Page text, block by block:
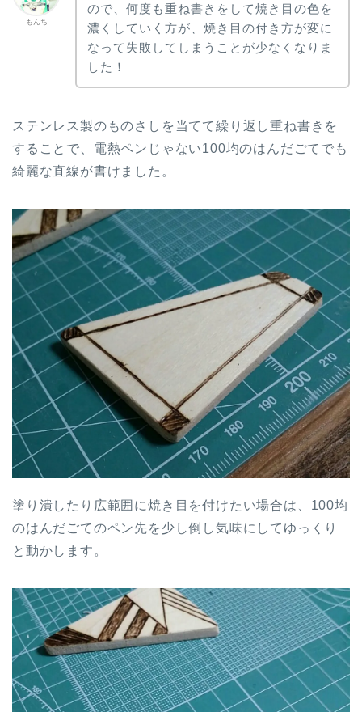
もんち
ので、何度も重ね書きをして焼き目の色を
濃くしていく方が、焼き目の付き方が変に
なって失敗してしまうことが少なくなりま
した！
ステンレス製のものさしを当てて繰り返し重ね書きを
することで、電熱ペンじゃない100均のはんだごてでも
綺麗な直線が書けました。
塗り潰したり広範囲に焼き目を付けたい場合は、100均
のはんだごてのペン先を少し倒し気味にしてゆっくり
と動かします。